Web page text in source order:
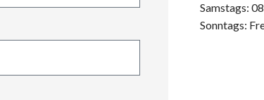
Samstags:
Sonntags: